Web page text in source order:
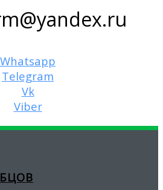
Whatsapp
Telegram
Vk
Viber